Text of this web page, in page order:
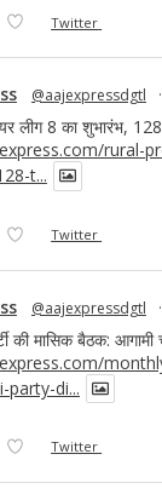
Twitter
@aajexpressdgtl ·
लीग 8 का शुभारंभ,
rural-
t...
Twitter
@aajexpressdgtl ·
की मासिक बैठक:
party-di...
Twitter